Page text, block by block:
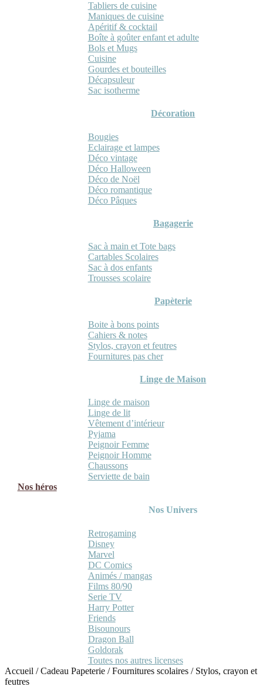
Tabliers de cuisine
Maniques de cuisine
Apéritif & cocktail
Boîte à goûter enfant et adulte
Bols et Mugs
Cuisine
Gourdes et bouteilles
Décapsuleur
Sac isotherme
Décoration
Bougies
Eclairage et lampes
Déco vintage
Déco Halloween
Déco de Noël
Déco romantique
Déco Pâques
Bagagerie
Sac à main et Tote bags
Cartables Scolaires
Sac à dos enfants
Trousses scolaire
Papèterie
Boite à bons points
Cahiers & notes
Stylos, crayon et feutres
Fournitures pas cher
Linge de Maison
Linge de maison
Linge de lit
Vêtement d’intérieur
Pyjama
Peignoir Femme
Peignoir Homme
Chaussons
Serviette de bain
Nos héros
Nos Univers
Retrogaming
Disney
Marvel
DC Comics
Animés / mangas
Films 80/90
Serie TV
Harry Potter
Friends
Bisounours
Dragon Ball
Goldorak
Toutes nos autres licenses
Accueil /Cadeau Papeterie /Fournitures scolaires / Stylos, crayon et
feutres